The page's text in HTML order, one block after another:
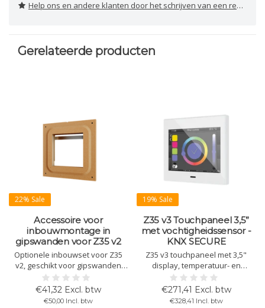
Help ons en andere klanten door het schrijven van een review
Gerelateerde producten
22% Sale
Accessoire voor
inbouwmontage in
gipswanden voor Z35 v2
Optionele inbouwset voor Z35
v2, geschikt voor gipswanden
van 13-18 mm. Niet geschikt voor
brandwerende muren. Interne
temperatuursonde en geluid
€41,32 Excl. btw
€50,00 Incl. btw
19% Sale
Z35 v3 Touchpaneel 3,5”
met vochtigheidssensor -
KNX SECURE
Z35 v3 touchpaneel met 3,5"
display, temperatuur- en
vochtigheidssensoren, 4
ingangen, 2 thermostaten en
helderheid/proximiteitssensor.
€271,41 Excl. btw
€328,41 Incl. btw